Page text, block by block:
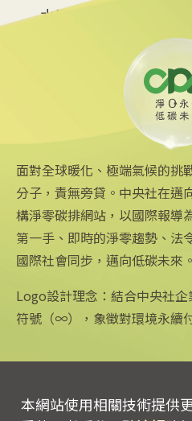
水里觀光與減碳經濟
台中智慧停車無紙化
2025/08/11 18:54
專線：0800-256-688 | 信箱：
中央社網站
中央通訊社
Focus Taiwan
フォーカス台湾
關注更多
友善連結
Android
面對全球暖化、極端氣候的挑
分子，責無旁貸。中央社在邁
構淨零碳排網站，以國際報導
第一手、即時的淨零趨勢、法
國際社會同步，邁向低碳未來。
Logo設計理念：結合中央社
符號（∞），象徵對環境永續
本網站使用相關技術提供